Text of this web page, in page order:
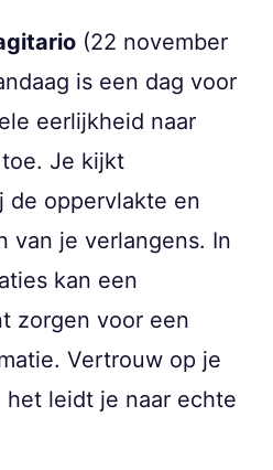
(22 november
is een dag voor
eerlijkheid naar
Je kijkt
de oppervlakte en
van je verlangens. In
kan een
zorgen voor een
Vertrouw op je
het leidt je naar echte